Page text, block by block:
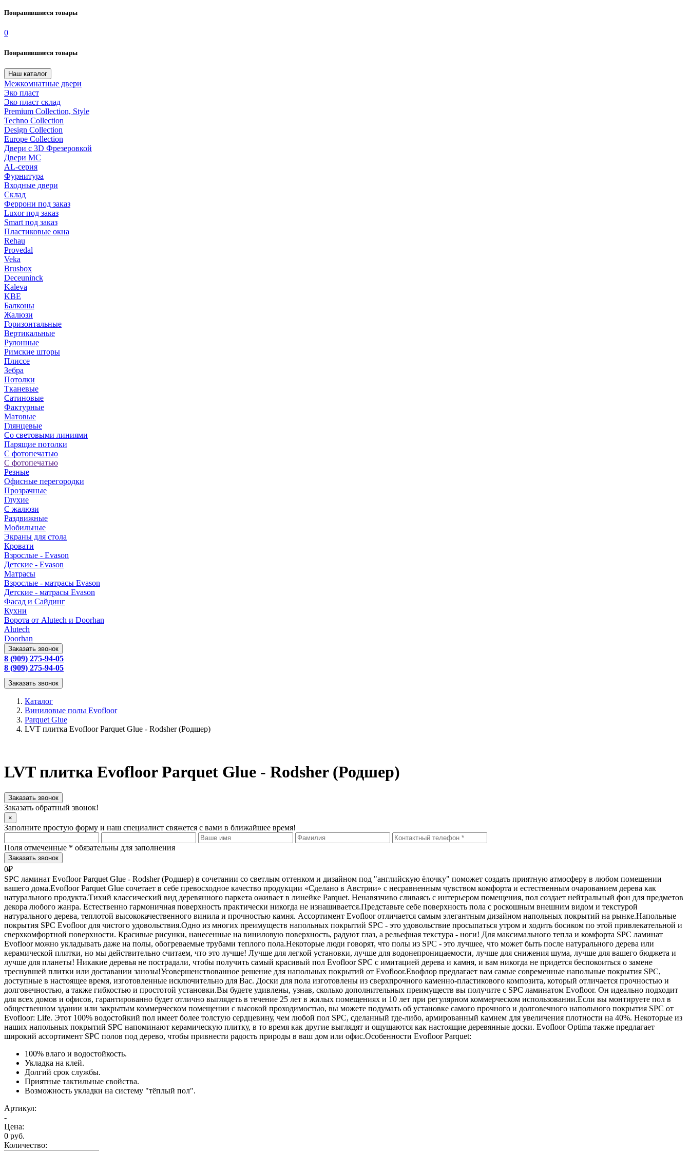
Понравившиеся товары
0
Понравившиеся товары
Наш каталог
Межкомнатные двери
Эко пласт
Эко пласт склад
Premium Collection, Style
Techno Collection
Design Collection
Europe Collection
Двери с 3D Фрезеровкой
Двери МС
AL-серия
Фурнитура
Входные двери
Склад
Феррони под заказ
Luxor под заказ
Smart под заказ
Пластиковые окна
Rehau
Provedal
Veka
Brusbox
Deceuninck
Kaleva
KBE
Балконы
Жалюзи
Горизонтальные
Вертикальные
Рулонные
Римские шторы
Плиссе
Зебра
Потолки
Тканевые
Сатиновые
Фактурные
Матовые
Глянцевые
Со световыми линиями
Парящие потолки
С фотопечатью
С фотопечатью
Резные
Офисные перегородки
Прозрачные
Глухие
С жалюзи
Раздвижные
Мобильные
Экраны для стола
Кровати
Взрослые - Evason
Детские - Evason
Матрасы
Взрослые - матрасы Evason
Детские - матрасы Evason
Фасад и Сайдинг
Кухни
Ворота от Alutech и Doorhan
Alutech
Doorhan
Заказать звонок
8 (909) 275-94-05
8 (909) 275-94-05
Заказать звонок
Каталог
Виниловые полы Evofloor
Parquet Glue
LVT плитка Evofloor Parquet Glue - Rodsher (Родшер)
LVT плитка Evofloor Parquet Glue - Rodsher (Родшер)
Заказать звонок
Заказать обратный звонок!
×
Заполните простую форму и наш специалист свяжется с вами в ближайшее время!
Поля отмеченные * обязательны для заполнения
0₽
SPC ламинат Evofloor Parquet Glue - Rodsher (Родшер) в сочетании со светлым оттенком и дизайном под "английскую ёлочку" поможет создать приятную атмосферу в любом помещении
вашего дома.Evofloor Parquet Glue сочетает в себе превосходное качество продукции «Сделано в Австрии» с несравненным чувством комфорта и естественным очарованием дерева как
натурального продукта.Тихий классический вид деревянного паркета оживает в линейке Parquet. Ненавязчиво сливаясь с интерьером помещения, пол создает нейтральный фон для предметов
декора любого жанра. Естественно гармоничная поверхность практически никогда не изнашивается.Представьте себе поверхность пола с роскошным внешним видом и текстурой
натурального дерева, теплотой высококачественного винила и прочностью камня. Ассортимент Evofloor отличается самым элегантным дизайном напольных покрытий на рынке.Напольные
покрытия SPC Evofloor для чистого удовольствия.Одно из многих преимуществ напольных покрытий SPC - это удовольствие просыпаться утром и ходить босиком по этой привлекательной и
сверхкомфортной поверхности. Красивые рисунки, нанесенные на виниловую поверхность, радуют глаз, а рельефная текстура - ноги! Для максимального тепла и комфорта SPC ламинат
Evofloor можно укладывать даже на полы, обогреваемые трубами теплого пола.Некоторые люди говорят, что полы из SPC - это лучшее, что может быть после натурального дерева или
керамической плитки, но мы действительно считаем, что это лучше! Лучше для легкой установки, лучше для водонепроницаемости, лучше для снижения шума, лучше для вашего бюджета и
лучше для планеты! Никакие деревья не пострадали, чтобы получить самый красивый пол Evofloor SPC с имитацией дерева и камня, и вам никогда не придется беспокоиться о замене
треснувшей плитки или доставании занозы!Усовершенствованное решение для напольных покрытий от Evofloor.Евофлор предлагает вам самые современные напольные покрытия SPC,
доступные в настоящее время, изготовленные исключительно для Вас. Доски для пола изготовлены из сверхпрочного каменно-пластикового композита, который отличается прочностью и
долговечностью, а также гибкостью и простотой установки.Вы будете удивлены, узнав, сколько дополнительных преимуществ вы получите с SPC ламинатом Evofloor. Он идеально подходит
для всех домов и офисов, гарантированно будет отлично выглядеть в течение 25 лет в жилых помещениях и 10 лет при регулярном коммерческом использовании.Если вы монтируете пол в
общественном здании или закрытым коммерческом помещении с высокой проходимостью, вы можете подумать об установке самого прочного и долговечного напольного покрытия SPC от
Evofloor: Life. Этот 100% водостойкий пол имеет более толстую сердцевину, чем любой пол SPC, сделанный где-либо, армированный камнем для увеличения плотности на 40%. Некоторые из
наших напольных покрытий SPC напоминают керамическую плитку, в то время как другие выглядят и ощущаются как настоящие деревянные доски. Evofloor Optima также предлагает
широкий ассортимент SPC полов под дерево, чтобы привнести радость природы в ваш дом или офис.Особенности Evofloor Parquet:
100% влаго и водостойкость.
Укладка на клей.
Долгий срок службы.
Приятные тактильные свойства.
Возможность укладки на систему "тёплый пол".
Артикул:
-
Цена:
0 руб.
Количество: